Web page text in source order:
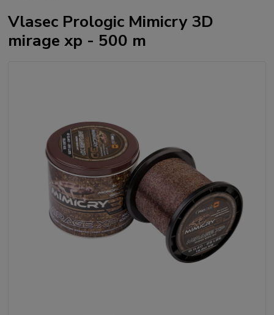
Vlasec Prologic Mimicry 3D
mirage xp - 500 m